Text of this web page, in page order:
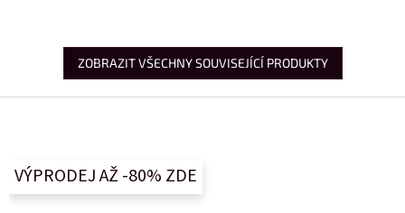
ZOBRAZIT VŠECHNY SOUVISEJÍCÍ PRODUKTY
VÝPRODEJ AŽ -80% ZDE